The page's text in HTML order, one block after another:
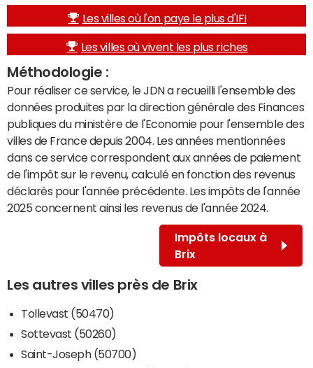
Les villes où l'on paye le plus d'IFI
Les villes où vivent les plus riches
Méthodologie :
Pour réaliser ce service, le JDN a recueilli l'ensemble des
données produites par la direction générale des Finances
publiques du ministère de l'Economie pour l'ensemble des
villes de France depuis 2004. Les années mentionnées
dans ce service correspondent aux années de paiement
de l'impôt sur le revenu, calculé en fonction des revenus
déclarés pour l'année précédente. Les impôts de l'année
2025 concernent ainsi les revenus de l'année 2024.
Impôts locaux à
Brix
Les autres villes près de Brix
Tollevast (50470)
Sottevast (50260)
Saint-Joseph (50700)